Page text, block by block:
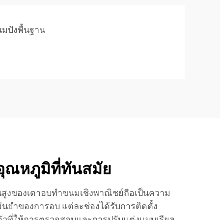
มปังพื้นฐาน
ณหภูมิที่ทันสมัย
ของเตาอบทำขนมเชิงพาณิชย์ถือเป็นความ
ยำของการอบ แต่ละช่องได้รับการติดตั้ง